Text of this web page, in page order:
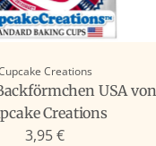
Creations
USA von
Creations
3,95 €